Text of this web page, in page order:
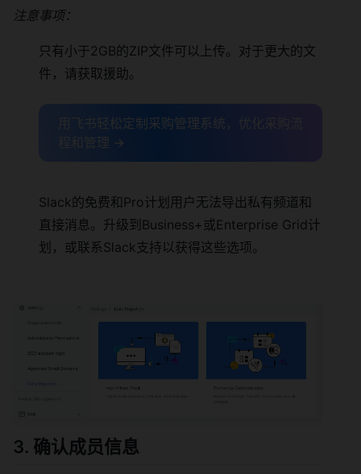
注意事项：
只有小于2GB的ZIP文件可以上传。对于更大的文
件，请获取援助。
用飞书轻松定制采购管理系统，优化采购流
程和管理 →
Slack的免费和Pro计划用户无法导出私有频道和
直接消息。升级到Business+或Enterprise Grid计
划，或联系Slack支持以获得这些选项。
3. 确认成员信息